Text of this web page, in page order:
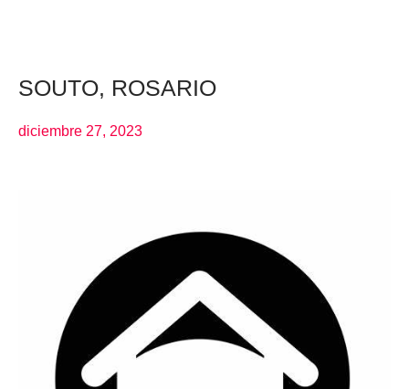
SOUTO, ROSARIO
diciembre 27, 2023